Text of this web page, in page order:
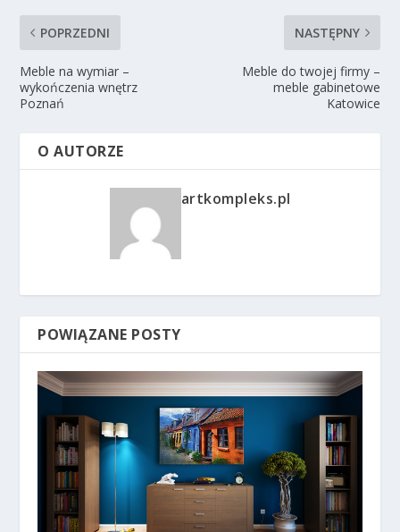
POPRZEDNI
Meble na wymiar –
wykończenia wnętrz
Poznań
NASTĘPNY
Meble do twojej firmy –
meble gabinetowe
Katowice
O AUTORZE
artkompleks.pl
POWIĄZANE POSTY